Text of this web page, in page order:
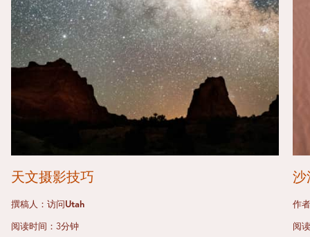
天文摄影技巧
撰稿人：访问Utah
阅读时间：3分钟
沙
作
阅